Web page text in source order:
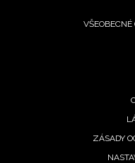
Vašimi údaji pracovat
Chcete navíc
informace od našich
soukromí
ZÁSADY